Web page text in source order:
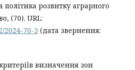
розвитку аграрного
(70). URL:
2024-70-5 (дата звернення:
визначення зон